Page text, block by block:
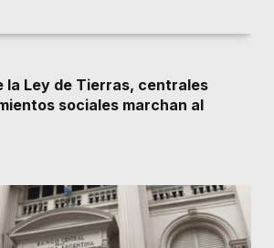
la Ley de Tierras, centrales
sociales marchan al